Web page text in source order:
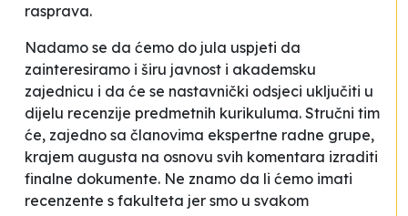
rasprava.
Nadamo se da ćemo do jula uspjeti da
zainteresiramo i širu javnost i akademsku
zajednicu i da će se nastavnički odsjeci uključiti u
dijelu recenzije predmetnih kurikuluma. Stručni tim
će, zajedno sa članovima ekspertne radne grupe,
krajem augusta na osnovu svih komentara izraditi
finalne dokumente. Ne znamo da li ćemo imati
recenzente s fakulteta jer smo u svakom